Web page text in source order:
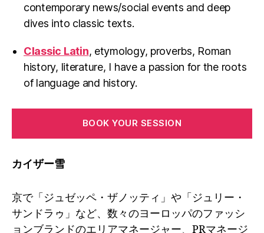
contemporary news/social events and deep
dives into classic texts.
Classic Latin, etymology, proverbs, Roman
history, literature, I have a passion for the roots
of language and history.
BOOK YOUR SESSION
カイザー雪
京で「ジュゼッペ・ザノッティ」や「ジュリー・
サンドラゥ」など、数々のヨーロッパのファッシ
ョンブランドのエリアマネージャー、PRマネージ